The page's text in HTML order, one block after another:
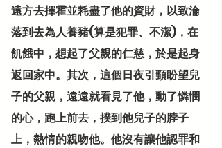
遠方去揮霍並耗盡了他的資財，以致淪
落到去為人養豬(算是犯罪、不潔)，在
飢餓中，想起了父親的仁慈，於是起身
返回家中。其次，這個日夜引頸盼望兒
子的父親，遠遠就看見了他，動了憐憫
的心，跑上前去，撲到他兒子的脖子
上，熱情的親吻他。他沒有讓他認罪和